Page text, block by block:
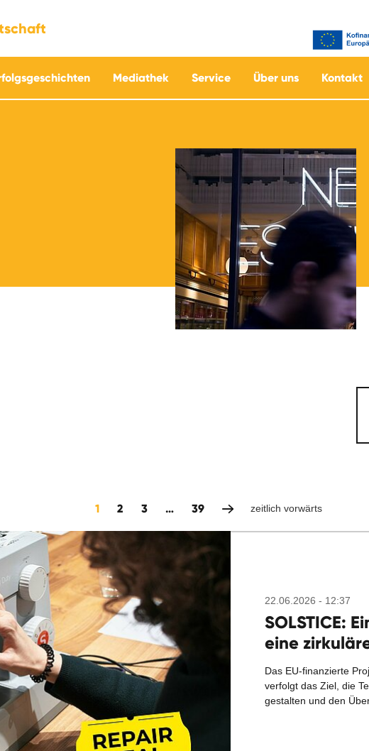
Mediathek Service Über uns Kontakt
1 2 3 … 39 zeitlich vorwärts
22.06.2026 - 12:37
SOLSTICE:
eine
Das EU-finanzierte
verfolgt das Ziel, die
gestalten und den